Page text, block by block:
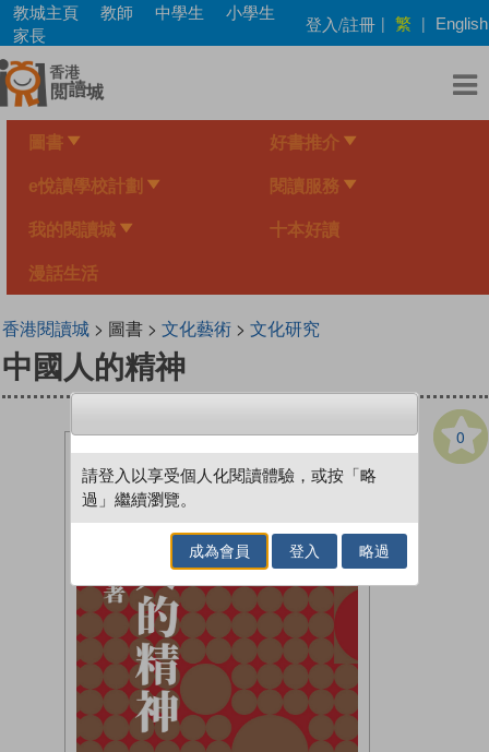
Skip
main
content
教城主頁 教師 中學生
小學生
家長
登入/註冊 | 繁 | English
圖書 好書推介
e悅讀學校計劃 閱讀服務
我的閱讀城 十本好讀
漫話生活
香港閱讀城> 圖書 > 文化藝術> 文化研究
中國人的精神
0
請登入以享受個人化閱讀體驗，或按「略
過」繼續瀏覽。
成為會員 登入 略過